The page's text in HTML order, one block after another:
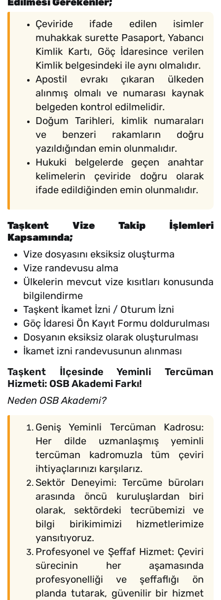
Çeviride ifade edilen isimler
muhakkak surette Pasaport, Yabancı
Kimlik Kartı, Göç İdaresince verilen
Kimlik belgesindeki ile aynı olmalıdır.
Apostil evrakı çıkaran ülkeden
alınmış olmalı ve numarası kaynak
belgeden kontrol edilmelidir.
Doğum Tarihleri, kimlik numaraları
ve benzeri rakamların doğru
yazıldığından emin olunmalıdır.
Hukuki belgelerde geçen anahtar
kelimelerin çeviride doğru olarak
ifade edildiğinden emin olunmalıdır.
Taşkent Vize Takip İşlemleri
Kapsamında;
Vize dosyasını eksiksiz oluşturma
Vize randevusu alma
Ülkelerin mevcut vize kısıtları konusunda
bilgilendirme
Taşkent İkamet İzni / Oturum İzni
Göç İdaresi Ön Kayıt Formu doldurulması
Dosyanın eksiksiz olarak oluşturulması
İkamet izni randevusunun alınması
Taşkent İlçesinde Yeminli Tercüman
Hizmeti: OSB Akademi Farkı!
Neden OSB Akademi?
Geniş Yeminli Tercüman Kadrosu:
Her dilde uzmanlaşmış yeminli
tercüman kadromuzla tüm çeviri
ihtiyaçlarınızı karşılarız.
Sektör Deneyimi: Tercüme büroları
arasında öncü kuruluşlardan biri
olarak, sektördeki tecrübemizi ve
bilgi birikimimizi hizmetlerimize
yansıtıyoruz.
Profesyonel ve Şeffaf Hizmet: Çeviri
sürecinin her aşamasında
profesyonelliği ve şeffaflığı ön
planda tutarak, güvenilir bir hizmet